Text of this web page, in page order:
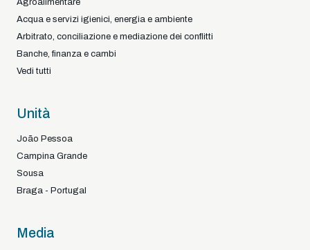
Acqua e servizi igienici, energia e ambiente
Arbitrato, conciliazione e mediazione dei conflitti
Banche, finanza e cambi
Vedi tutti
Unità
João Pessoa
Campina Grande
Sousa
Braga - Portugal
Media